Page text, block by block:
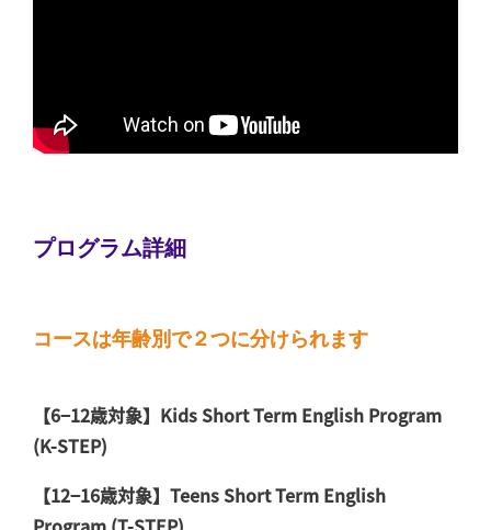
プログラム詳細
コースは年齢別で２つに分けられます
【6−12歳対象】Kids Short Term English Program
(K-STEP)
【12−16歳対象】Teens Short Term English